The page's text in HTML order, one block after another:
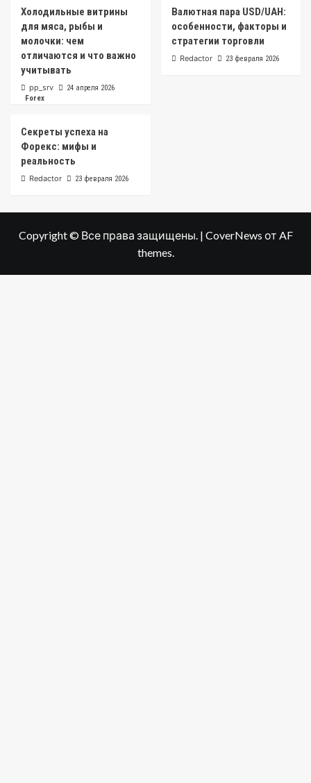
Холодильные витрины
для мяса, рыбы и
молочки: чем
отличаются и что важно
учитывать
pp_srv 24 апреля 2026
Валютная пара USD/UAH:
особенности, факторы и
стратегии торговли
Redactor 23 февраля 2026
Forex
Секреты успеха на
Форекс: мифы и
реальность
Redactor 23 февраля 2026
Copyright © Все права защищены. | CoverNews от AF
themes.